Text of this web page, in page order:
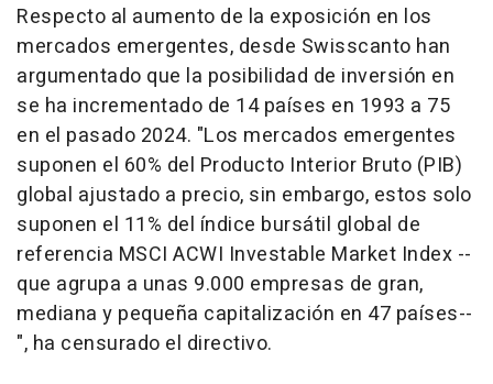
Respecto al aumento de la exposición en los
mercados emergentes, desde Swisscanto han
argumentado que la posibilidad de inversión en
se ha incrementado de 14 países en 1993 a 75
en el pasado 2024. "Los mercados emergentes
suponen el 60% del Producto Interior Bruto (PIB)
global ajustado a precio, sin embargo, estos solo
suponen el 11% del índice bursátil global de
referencia MSCI ACWI Investable Market Index --
que agrupa a unas 9.000 empresas de gran,
mediana y pequeña capitalización en 47 países--
", ha censurado el directivo.